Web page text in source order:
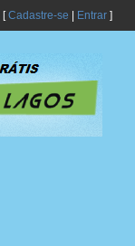
[Cadastre-se Entrar]